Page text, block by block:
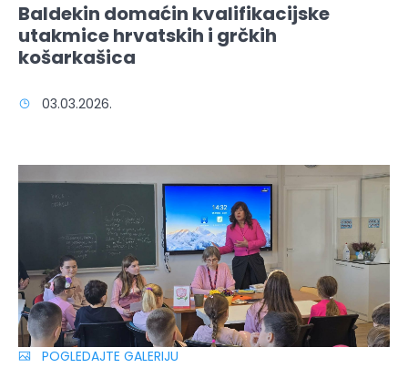
Baldekin domaćin kvalifikacijske
utakmice hrvatskih i grčkih
košarkašica
03.03.2026.
POGLEDAJTE GALERIJU